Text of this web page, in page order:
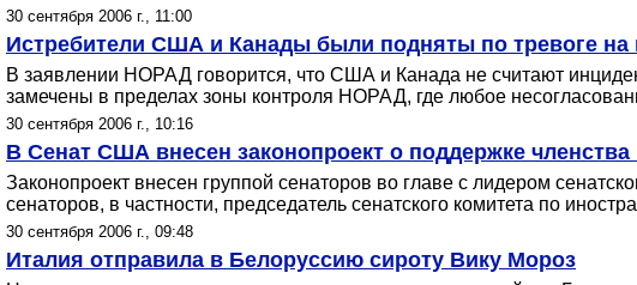
30 сентября 2006 г., 11:00
Истребители США и Канады были подняты по тревоге на
В заявлении НОРАД говорится, что США и Канада не считают
замечены в пределах зоны контроля НОРАД, где любое
30 сентября 2006 г., 10:16
В Сенат США внесен законопроект о поддержке
Законопроект внесен группой сенаторов во главе с лидером
сенаторов, в частности, председатель сенатского комитета по
30 сентября 2006 г., 09:48
Италия отправила в Белоруссию сироту Вику Мороз